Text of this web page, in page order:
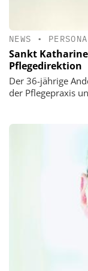
NEWS •
Sankt
Pflegedirektion
Der 36-jährige
der Pflegepraxis